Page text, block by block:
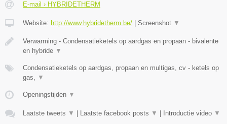
E-mail › HYBRIDETHERM
Website: http://www.hybridetherm.be/ Screenshot ▼
Verwarming - Condensatieketels op aardgas en propaan - bivalente
en hybride ▼
Condensatieketels op aardgas, propaan en multigas, cv - ketels op
gas, ▼
Openingstijden ▼
Laatste tweets ▼ Laatste facebook posts ▼ Introductie video ▼